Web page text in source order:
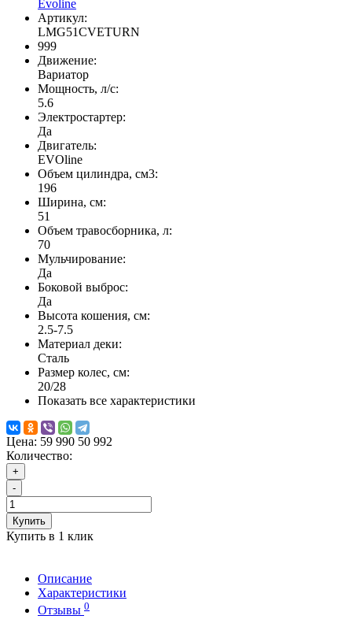
Evoline
Артикул:
LMG51CVETURN
999
Движение:
Вариатор
Мощность, л/с:
5.6
Электростартер:
Да
Двигатель:
EVOline
Объем цилиндра, см3:
196
Ширина, см:
51
Объем травосборника, л:
70
Мульчирование:
Да
Боковой выброс:
Да
Высота кошения, см:
2.5-7.5
Материал деки:
Сталь
Размер колес, см:
20/28
Показать все характеристики
Цена: 59 990 50 992
Количество:
+
-
Купить
Купить в 1 клик
Описание
Характеристики
Отзывы 0